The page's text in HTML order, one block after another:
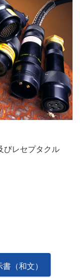
びレセプタクル
（和文）